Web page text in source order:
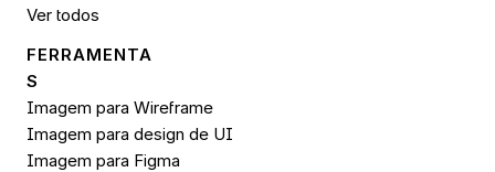
Ver todos
FERRAMENTA
S
Imagem para Wireframe
Imagem para design de UI
Imagem para Figma